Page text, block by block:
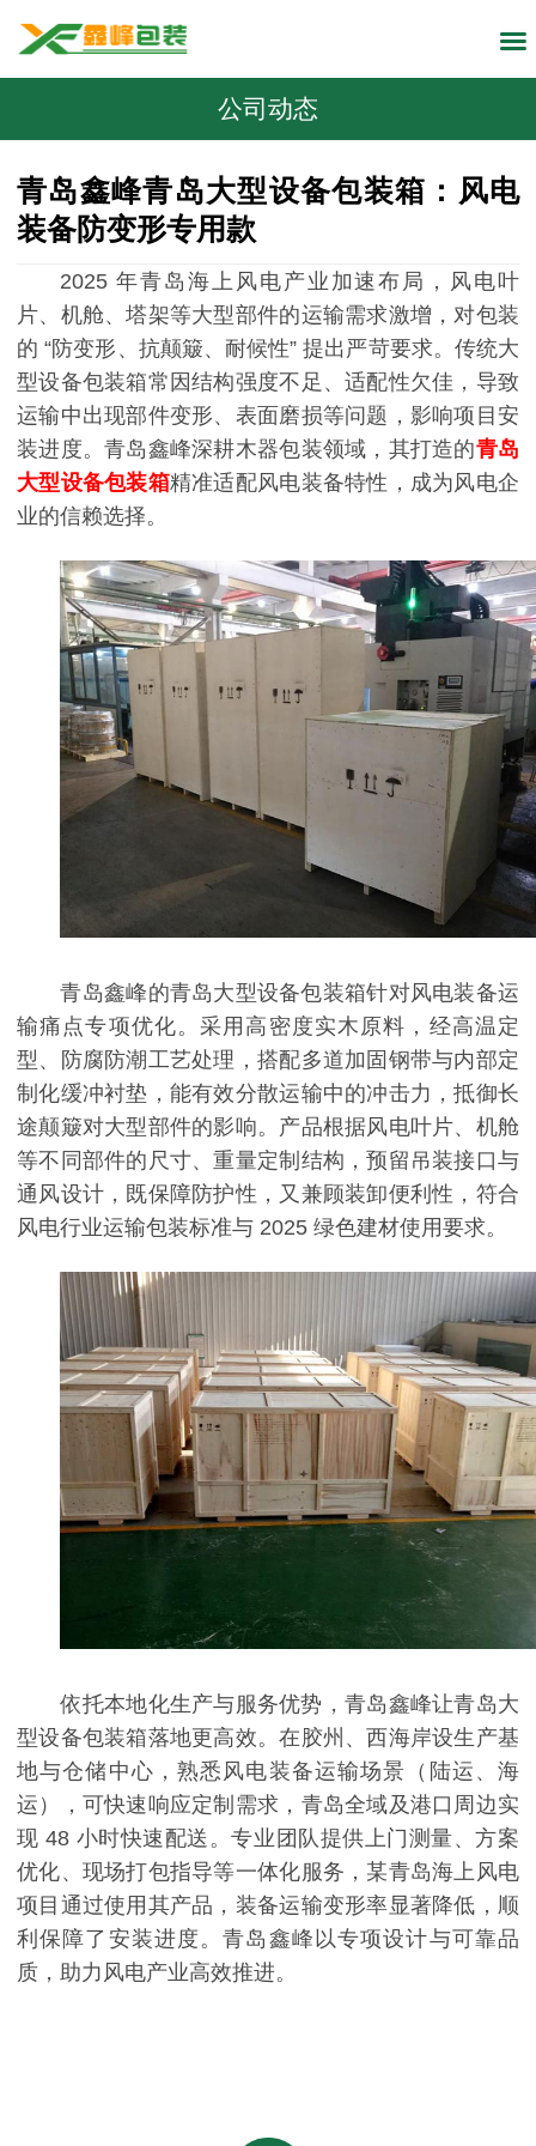
公司动态
青岛鑫峰青岛大型设备包装箱：风电
装备防变形专用款
2025 年青岛海上风电产业加速布局，风电叶
片、机舱、塔架等大型部件的运输需求激增，对包装
的 “防变形、抗颠簸、耐候性” 提出严苛要求。传统大
型设备包装箱常因结构强度不足、适配性欠佳，导致
运输中出现部件变形、表面磨损等问题，影响项目安
装进度。青岛鑫峰深耕木器包装领域，其打造的青岛
大型设备包装箱精准适配风电装备特性，成为风电企
业的信赖选择。
青岛鑫峰的青岛大型设备包装箱针对风电装备运
输痛点专项优化。采用高密度实木原料，经高温定
型、防腐防潮工艺处理，搭配多道加固钢带与内部定
制化缓冲衬垫，能有效分散运输中的冲击力，抵御长
途颠簸对大型部件的影响。产品根据风电叶片、机舱
等不同部件的尺寸、重量定制结构，预留吊装接口与
通风设计，既保障防护性，又兼顾装卸便利性，符合
风电行业运输包装标准与 2025 绿色建材使用要求。
依托本地化生产与服务优势，青岛鑫峰让青岛大
型设备包装箱落地更高效。在胶州、西海岸设生产基
地与仓储中心，熟悉风电装备运输场景（陆运、海
运），可快速响应定制需求，青岛全域及港口周边实
现 48 小时快速配送。专业团队提供上门测量、方案
优化、现场打包指导等一体化服务，某青岛海上风电
项目通过使用其产品，装备运输变形率显著降低，顺
利保障了安装进度。青岛鑫峰以专项设计与可靠品
质，助力风电产业高效推进。